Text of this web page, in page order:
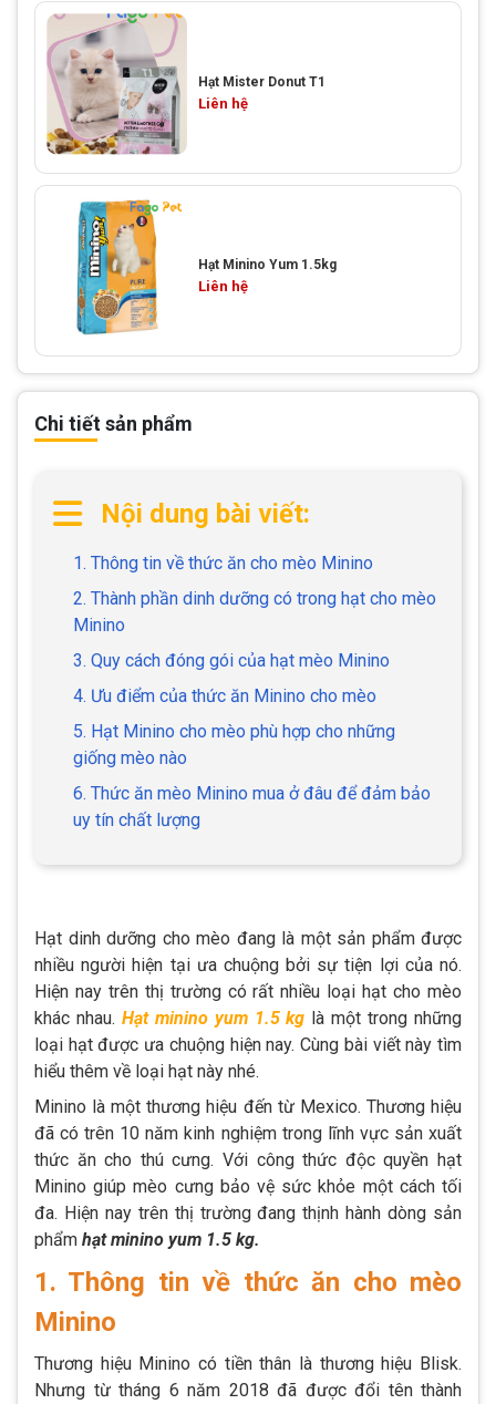
Chi tiết sản phẩm
Nội dung bài viết:
1. Thông tin về thức ăn cho mèo Minino
2. Thành phần dinh dưỡng có trong hạt cho mèo
Minino
3. Quy cách đóng gói của hạt mèo Minino
4. Ưu điểm của thức ăn Minino cho mèo
5. Hạt Minino cho mèo phù hợp cho những
giống mèo nào
6. Thức ăn mèo Minino mua ở đâu để đảm bảo
uy tín chất lượng
Hạt dinh dưỡng cho mèo đang là một sản phẩm được
nhiều người hiện tại ưa chuộng bởi sự tiện lợi của nó.
Hiện nay trên thị trường có rất nhiều loại hạt cho mèo
khác nhau. Hạt minino yum 1.5 kg là một trong những
loại hạt được ưa chuộng hiện nay. Cùng bài viết này tìm
hiểu thêm về loại hạt này nhé.
Minino là một thương hiệu đến từ Mexico. Thương hiệu
đã có trên 10 năm kinh nghiệm trong lĩnh vực sản xuất
thức ăn cho thú cưng. Với công thức độc quyền hạt
Minino giúp mèo cưng bảo vệ sức khỏe một cách tối
đa. Hiện nay trên thị trường đang thịnh hành dòng sản
phẩm hạt minino yum 1.5 kg.
1. Thông tin về thức ăn cho mèo
Minino
Thương hiệu Minino có tiền thân là thương hiệu Blisk.
Nhưng từ tháng 6 năm 2018 đã được đổi tên thành
Hạt Mister Donut T1
Liên hệ
Hạt Minino Yum 1.5kg
Liên hệ